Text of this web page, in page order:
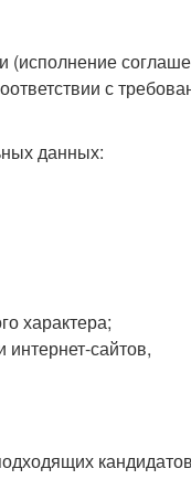
(исполнение
с
данных:
характера;
интернет-сайтов,